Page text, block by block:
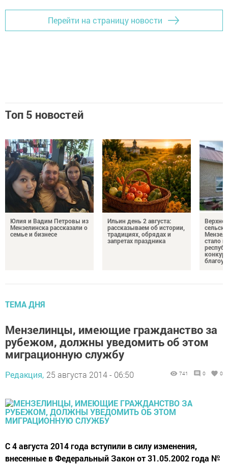
Перейти на страницу новости
Топ 5 новостей
Юлия и Вадим Петровы из
Мензелинска рассказали о
семье и бизнесе
Ильин день 2 августа:
рассказываем об истории,
традициях, обрядах и
запретах праздника
стало
ТЕМА ДНЯ
Мензелинцы, имеющие гражданство за
рубежом, должны уведомить об этом
миграционную службу
Редакция, 25 августа 2014 - 06:50 741 0 0
С 4 августа 2014 года вступили в силу изменения,
внесенные в Федеральный Закон от 31.05.2002 года №